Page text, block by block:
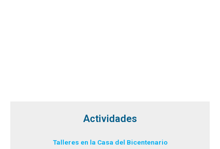
Actividades
Talleres en la Casa del Bicentenario